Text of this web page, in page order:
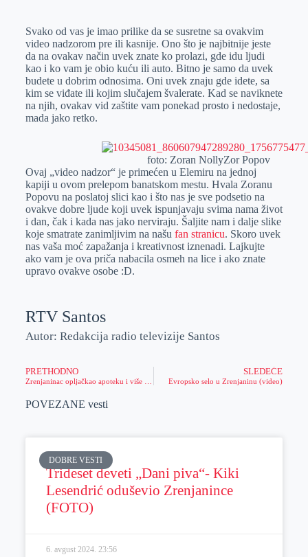
e
r
I
n
s
A
p
p
a
i
l
Svako od vas je imao prilike da se susretne sa ovakvim
video nadzorom pre ili kasnije. Ono što je najbitnije jeste
da na ovakav način uvek znate ko prolazi, gde idu ljudi
kao i ko vam je obio kuću ili auto. Bitno je samo da uvek
budete u dobrim odnosima. Oni uvek znaju gde idete, sa
kim se viđate ili kojim slučajem švalerate. Kad se naviknete
na njih, ovakav vid zaštite vam ponekad prosto i nedostaje,
mada jako retko.
foto: Zoran NollyZor Popov
Ovaj „video nadzor“ je primećen u Elemiru na jednoj
kapiji u ovom prelepom banatskom mestu. Hvala Zoranu
Popovu na poslatoj slici kao i što nas je sve podsetio na
ovakve dobre ljude koji uvek ispunjavaju svima nama život
i dan, čak i kada nas jako nerviraju. Šaljite nam i dalje slike
koje smatrate zanimljivim na našu fan stranicu. Skoro uvek
nas vaša moć zapažanja i kreativnost iznenadi. Lajkujte
ako vam je ova priča nabacila osmeh na lice i ako znate
upravo ovakve osobe :D.
RTV Santos
Autor: Redakcija radio televizije Santos
PRETHODNO SLEDEĆE
Evropsko selo u Zrenjaninu (video)
POVEZANE vesti
DOBRE VESTI
Trideset deveti „Dani piva“- Kiki
Lesendrić oduševio Zrenjanince
(FOTO)
6. avgust 2024. 23:56